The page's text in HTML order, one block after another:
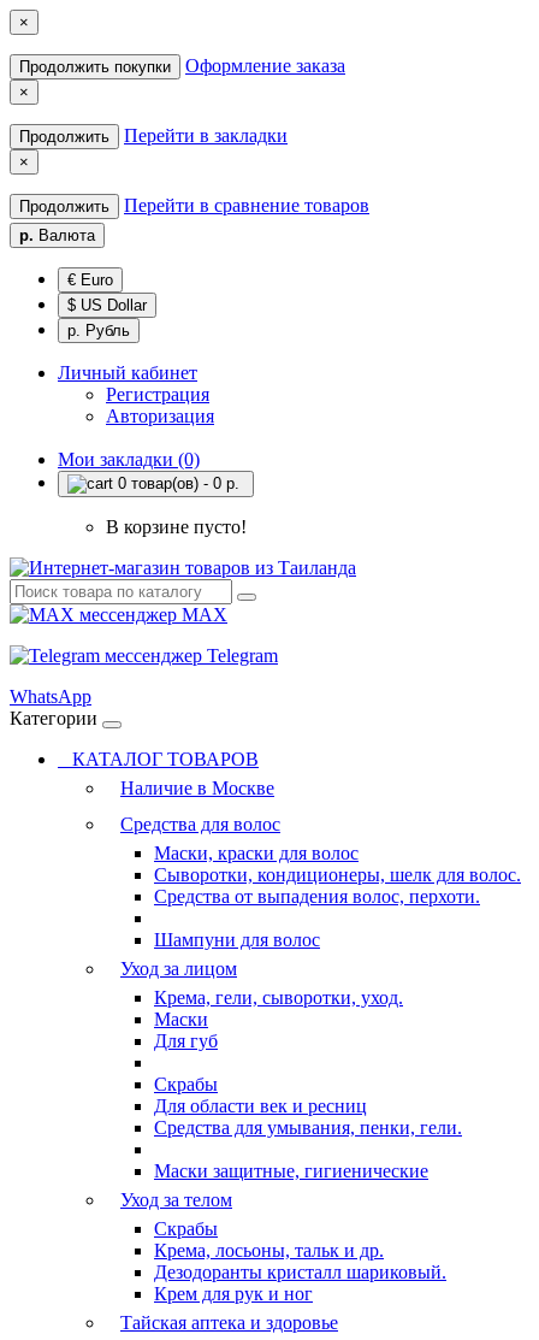
×
Продолжить покупки Оформление заказа
×
Продолжить Перейти в закладки
×
Продолжить Перейти в сравнение товаров
р. Валюта
€ Euro
$ US Dollar
р. Рубль
Личный кабинет
Регистрация
Авторизация
Мои закладки (0)
0 товар(ов) - 0 р.
В корзине пусто!
MAX
Telegram
WhatsApp
Категории
КАТАЛОГ ТОВАРОВ
Наличие в Москве
Средства для волос
Маски, краски для волос
Сыворотки, кондиционеры, шелк для волос.
Средства от выпадения волос, перхоти.
Шампуни для волос
Уход за лицом
Крема, гели, сыворотки, уход.
Маски
Для губ
Скрабы
Для области век и ресниц
Средства для умывания, пенки, гели.
Маски защитные, гигиенические
Уход за телом
Скрабы
Крема, лосьоны, тальк и др.
Дезодоранты кристалл шариковый.
Крем для рук и ног
Тайская аптека и здоровье